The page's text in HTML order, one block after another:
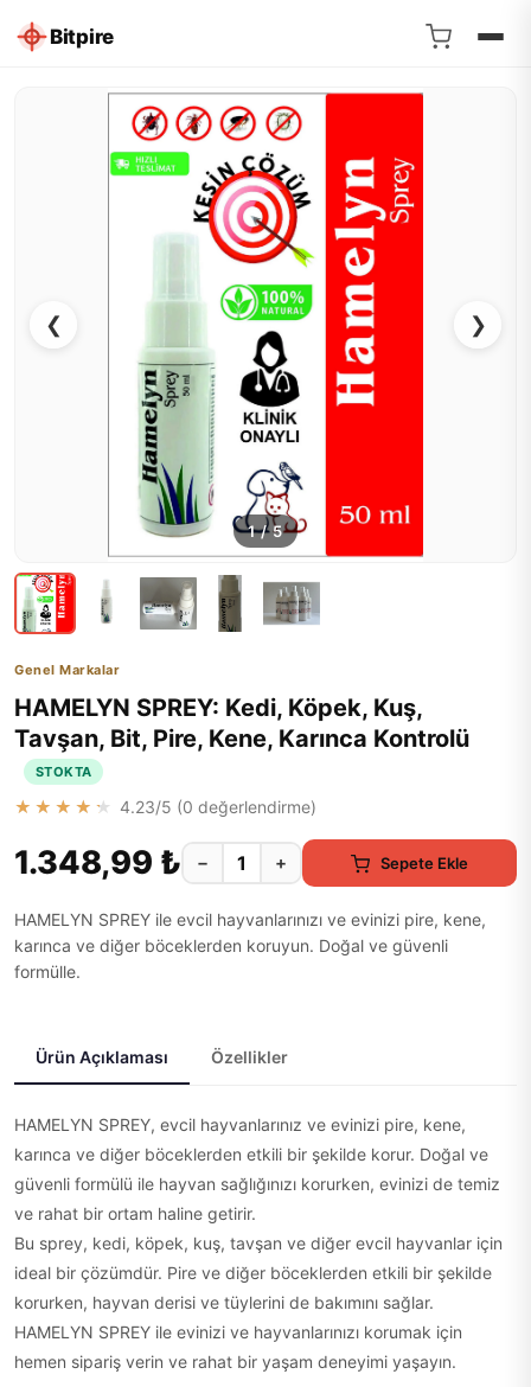
Bitpire
❮ ❯
1/5
Genel Markalar
HAMELYN SPREY: Kedi, Köpek, Kuş,
Tavşan, Bit, Pire, Kene, Karınca Kontrolü
STOKTA
★★★★★ 4.23/5 (0 değerlendirme)
1.348,99 ₺ − + Sepete Ekle
HAMELYN SPREY ile evcil hayvanlarınızı ve evinizi pire, kene,
karınca ve diğer böceklerden koruyun. Doğal ve güvenli
formülle.
Ürün Açıklaması Özellikler
HAMELYN SPREY, evcil hayvanlarınız ve evinizi pire, kene,
karınca ve diğer böceklerden etkili bir şekilde korur. Doğal ve
güvenli formülü ile hayvan sağlığınızı korurken, evinizi de temiz
ve rahat bir ortam haline getirir.
Bu sprey, kedi, köpek, kuş, tavşan ve diğer evcil hayvanlar için
ideal bir çözümdür. Pire ve diğer böceklerden etkili bir şekilde
korurken, hayvan derisi ve tüylerini de bakımını sağlar.
HAMELYN SPREY ile evinizi ve hayvanlarınızı korumak için
hemen sipariş verin ve rahat bir yaşam deneyimi yaşayın.